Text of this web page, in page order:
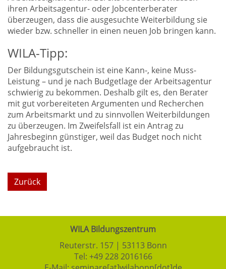
ihren Arbeitsagentur- oder Jobcenterberater
überzeugen, dass die ausgesuchte Weiterbildung sie
wieder bzw. schneller in einen neuen Job bringen kann.
WILA-Tipp:
Der Bildungsgutschein ist eine Kann-, keine Muss-
Leistung – und je nach Budgetlage der Arbeitsagentur
schwierig zu bekommen. Deshalb gilt es, den Berater
mit gut vorbereiteten Argumenten und Recherchen
zum Arbeitsmarkt und zu sinnvollen Weiterbildungen
zu überzeugen. Im Zweifelsfall ist ein Antrag zu
Jahresbeginn günstiger, weil das Budget noch nicht
aufgebraucht ist.
Zurück
WILA Bildungszentrum
Reuterstr. 157 | 53113 Bonn
Tel: +49 228 2016166